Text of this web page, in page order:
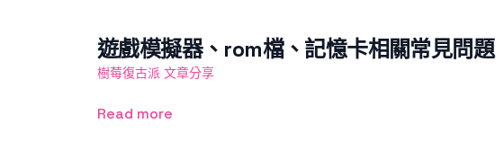
遊戲模擬器、rom檔、記憶卡相關常見問題
樹莓復古派 文章分享
Read more